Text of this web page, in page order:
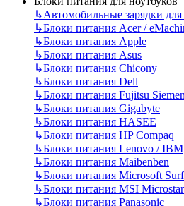
↳Автомобильные зарядки для
↳Блоки питания Acer /
↳Блоки питания Apple
↳Блоки питания Asus
↳Блоки питания Chicony
↳Блоки питания Dell
↳Блоки питания Fujitsu
↳Блоки питания Gigabyte
↳Блоки питания HASEE
↳Блоки питания HP Compaq
↳Блоки питания Lenovo / IBM
↳Блоки питания Maibenben
↳Блоки питания Microsoft
↳Блоки питания MSI Microstar
↳Блоки питания Panasonic